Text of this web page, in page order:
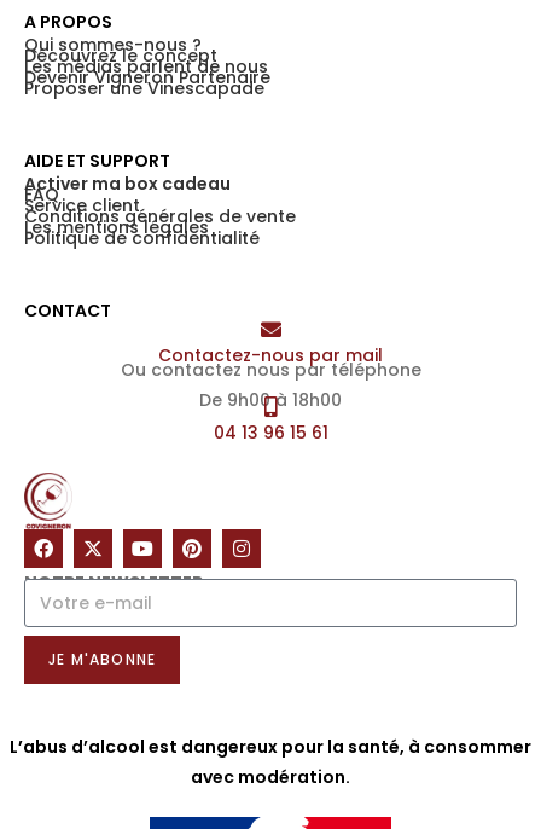
NOTRE NEWSLETTER
JE M'ABONNE
CONTACT
Contactez-nous par mail
Ou contactez nous par téléphone
De 9h00 à 18h00
04 13 96 15 61
AIDE ET SUPPORT
Activer ma box cadeau
FAQ
Service client
Conditions générales de vente
Les mentions légales
Politique de confidentialité
A PROPOS
Qui sommes-nous ?
Découvrez le concept
Les médias parlent de nous
Devenir Vigneron Partenaire
Proposer une Vinescapade
L’abus d’alcool est dangereux pour la santé, à consommer
avec modération.